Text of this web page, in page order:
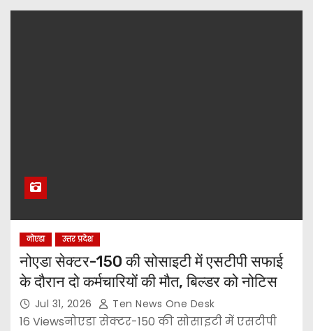
नोएडा उत्तर प्रदेश
नोएडा सेक्टर-150 की सोसाइटी में एसटीपी सफाई
के दौरान दो कर्मचारियों की मौत, बिल्डर को नोटिस
Jul 31, 2026 Ten News One Desk
16 Viewsनोएडा सेक्टर-150 की सोसाइटी में एसटीपी